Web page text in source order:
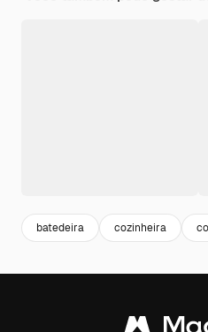
batedeira cozinheira